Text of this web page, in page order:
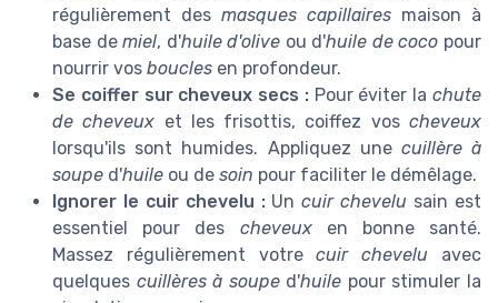
régulièrement des masques capillaires maison à
base demiel, d'huile d'olive ou d'huile de coco pour
nourrir vos boucles en profondeur.
Se coiffer sur cheveux secs :Pour éviter lachute
de cheveux et les frisottis, coiffez voscheveux
lorsqu'ils sont humides. Appliquez une cuillère à
soupe d'huile ou de soin pour faciliter le démêlage.
Ignorer le cuir chevelu :Uncuir chevelu sain est
essentiel pour des cheveuxen bonne santé.
Massez régulièrement votrecuir chevelu avec
quelques cuillères à souped'huile pour stimuler la